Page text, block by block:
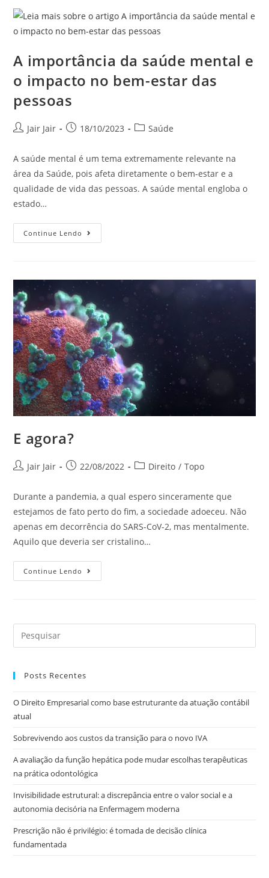
A importância da saúde mental e
o impacto no bem-estar das
pessoas
Jair Jair 18/10/2023 Saúde
A saúde mental é um tema extremamente relevante na
área da Saúde, pois afeta diretamente o bem-estar e a
qualidade de vida das pessoas. A saúde mental engloba o
estado…
Continue Lendo
E agora?
Jair Jair 22/08/2022 Direito / Topo
Durante a pandemia, a qual espero sinceramente que
estejamos de fato perto do fim, a sociedade adoeceu. Não
apenas em decorrência do SARS-CoV-2, mas mentalmente.
Aquilo que deveria ser cristalino…
Continue Lendo
Posts Recentes
O Direito Empresarial como base estruturante da atuação contábil
atual
Sobrevivendo aos custos da transição para o novo IVA
A avaliação da função hepática pode mudar escolhas terapêuticas
na prática odontológica
Invisibilidade estrutural: a discrepância entre o valor social e a
autonomia decisória na Enfermagem moderna
Prescrição não é privilégio: é tomada de decisão clínica
fundamentada